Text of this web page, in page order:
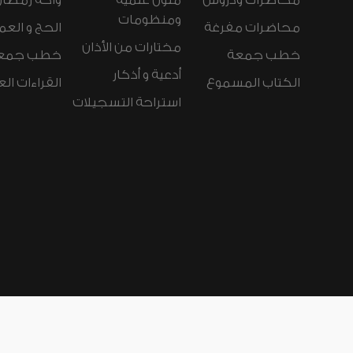
محاضرات مفرغة
خطب جمعة
الكتاب المسموع
ومنظومات
مختارات من الأذان
أدعية و أذكار
استراحة التسجيلات
الحج و
خطب
القراءات